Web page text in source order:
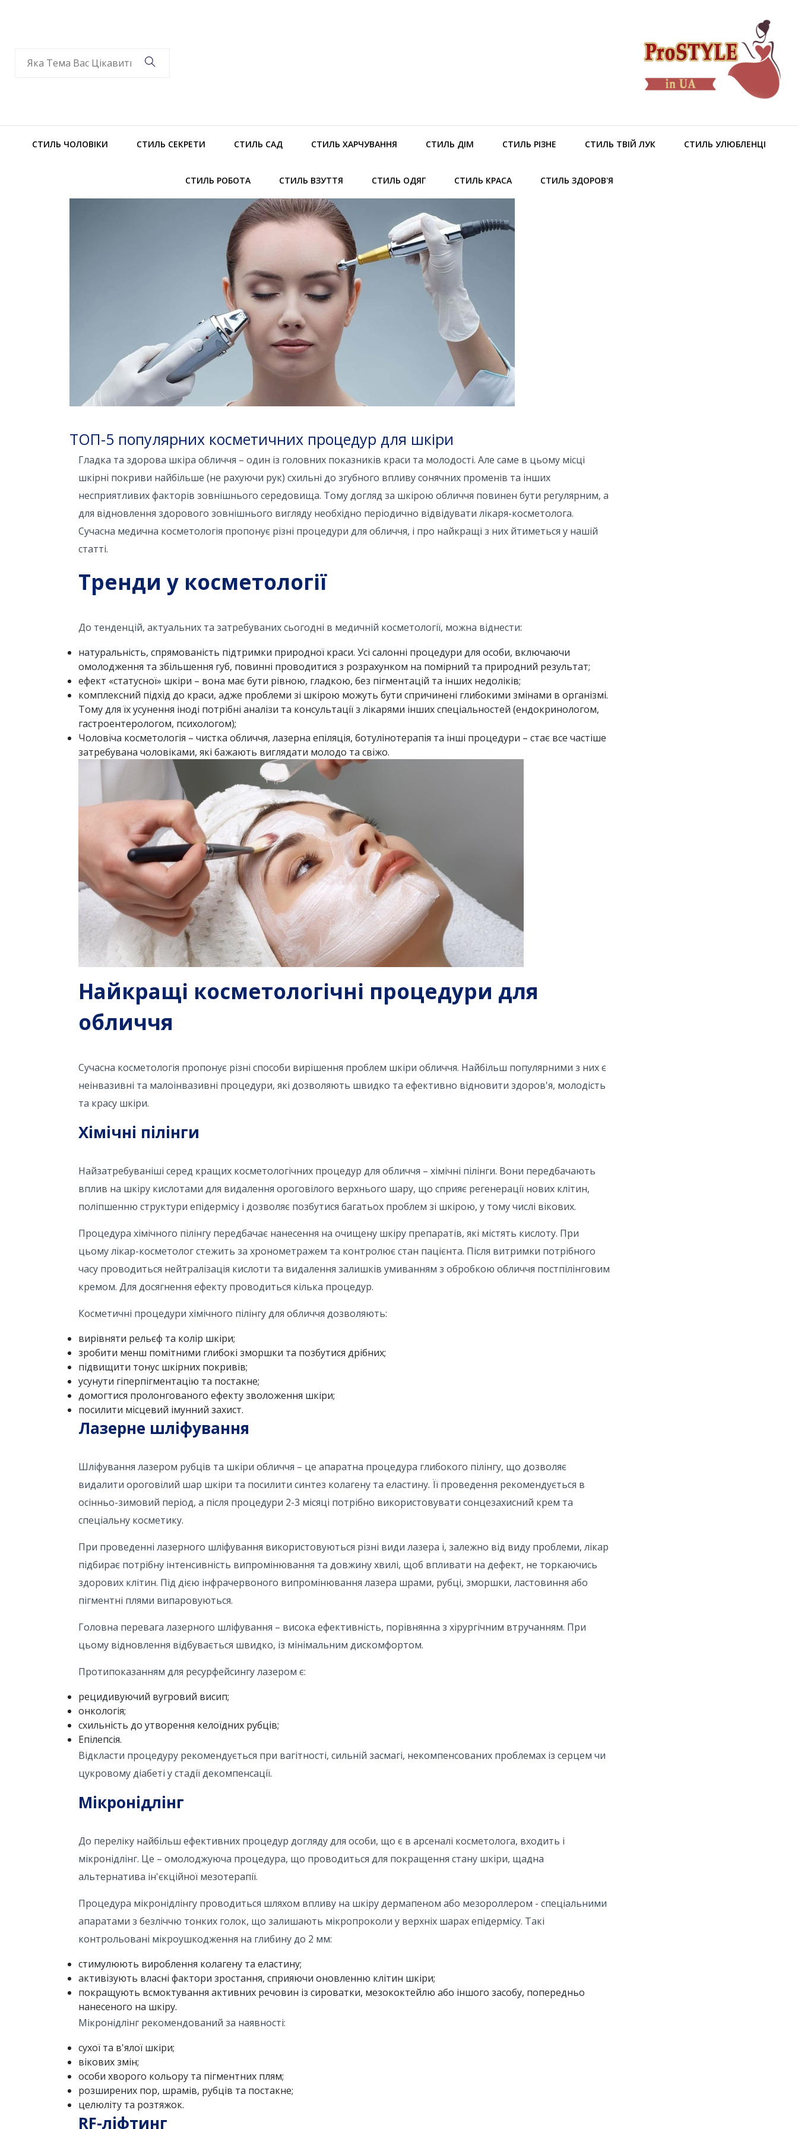
СТИЛЬ ЧОЛОВІКИ СТИЛЬ СЕКРЕТИ СТИЛЬ САД СТИЛЬ ХАРЧУВАННЯ СТИЛЬ ДІМ СТИЛЬ РІЗНЕ СТИЛЬ ТВІЙ ЛУК СТИЛЬ УЛЮБЛЕНЦІ
СТИЛЬ РОБОТА СТИЛЬ ВЗУТТЯ СТИЛЬ ОДЯГ СТИЛЬ КРАСА СТИЛЬ ЗДОРОВ'Я
ТОП-5 популярних косметичних процедур для шкіри
Гладка та здорова шкіра обличчя – один із головних показників краси та молодості. Але саме в цьому місці
шкірні покриви найбільше (не рахуючи рук) схильні до згубного впливу сонячних променів та інших
несприятливих факторів зовнішнього середовища. Тому догляд за шкірою обличчя повинен бути регулярним, а
для відновлення здорового зовнішнього вигляду необхідно періодично відвідувати лікаря-косметолога.
Сучасна медична косметологія пропонує різні процедури для обличчя, і про найкращі з них йтиметься у нашій
статті.
Тренди у косметології
До тенденцій, актуальних та затребуваних сьогодні в медичній косметології, можна віднести:
натуральність, спрямованість підтримки природної краси. Усі салонні процедури для особи, включаючи
омолодження та збільшення губ, повинні проводитися з розрахунком на помірний та природний результат;
ефект «статусної» шкіри – вона має бути рівною, гладкою, без пігментацій та інших недоліків;
комплексний підхід до краси, адже проблеми зі шкірою можуть бути спричинені глибокими змінами в організмі.
Тому для їх усунення іноді потрібні аналізи та консультації з лікарями інших спеціальностей (ендокринологом,
гастроентерологом, психологом);
Чоловіча косметологія – чистка обличчя, лазерна епіляція, ботулінотерапія та інші процедури – стає все частіше
затребувана чоловіками, які бажають виглядати молодо та свіжо.
Найкращі косметологічні процедури для
обличчя
Сучасна косметологія пропонує різні способи вирішення проблем шкіри обличчя. Найбільш популярними з них є
неінвазивні та малоінвазивні процедури, які дозволяють швидко та ефективно відновити здоров'я, молодість
та красу шкіри.
Хімічні пілінги
Найзатребуваніші серед кращих косметологічних процедур для обличчя – хімічні пілінги. Вони передбачають
вплив на шкіру кислотами для видалення ороговілого верхнього шару, що сприяє регенерації нових клітин,
поліпшенню структури епідермісу і дозволяє позбутися багатьох проблем зі шкірою, у тому числі вікових.
Процедура хімічного пілінгу передбачає нанесення на очищену шкіру препаратів, які містять кислоту. При
цьому лікар-косметолог стежить за хронометражем та контролює стан пацієнта. Після витримки потрібного
часу проводиться нейтралізація кислоти та видалення залишків умиванням з обробкою обличчя постпілінговим
кремом. Для досягнення ефекту проводиться кілька процедур.
Косметичні процедури хімічного пілінгу для обличчя дозволяють:
вирівняти рельєф та колір шкіри;
зробити менш помітними глибокі зморшки та позбутися дрібних;
підвищити тонус шкірних покривів;
усунути гіперпігментацію та постакне;
домогтися пролонгованого ефекту зволоження шкіри;
посилити місцевий імунний захист.
Лазерне шліфування
Шліфування лазером рубців та шкіри обличчя – це апаратна процедура глибокого пілінгу, що дозволяє
видалити ороговілий шар шкіри та посилити синтез колагену та еластину. Її проведення рекомендується в
осінньо-зимовий період, а після процедури 2-3 місяці потрібно використовувати сонцезахисний крем та
спеціальну косметику.
При проведенні лазерного шліфування використовуються різні види лазера і, залежно від виду проблеми, лікар
підбирає потрібну інтенсивність випромінювання та довжину хвилі, щоб впливати на дефект, не торкаючись
здорових клітин. Під дією інфрачервоного випромінювання лазера шрами, рубці, зморшки, ластовиння або
пігментні плями випаровуються.
Головна перевага лазерного шліфування – висока ефективність, порівнянна з хірургічним втручанням. При
цьому відновлення відбувається швидко, із мінімальним дискомфортом.
Протипоказанням для ресурфейсингу лазером є:
рецидивуючий вугровий висип;
онкологія;
схильність до утворення келоїдних рубців;
Епілепсія.
Відкласти процедуру рекомендується при вагітності, сильній засмагі, некомпенсованих проблемах із серцем чи
цукровому діабеті у стадії декомпенсації.
Мікронідлінг
До переліку найбільш ефективних процедур догляду для особи, що є в арсеналі косметолога, входить і
мікронідлінг. Це – омолоджуюча процедура, що проводиться для покращення стану шкіри, щадна
альтернатива ін'єкційної мезотерапії.
Процедура мікронідлінгу проводиться шляхом впливу на шкіру дермапеном або мезороллером - спеціальними
апаратами з безліччю тонких голок, що залишають мікропроколи у верхніх шарах епідермісу. Такі
контрольовані мікроушкодження на глибину до 2 мм:
стимулюють вироблення колагену та еластину;
активізують власні фактори зростання, сприяючи оновленню клітин шкіри;
покращують всмоктування активних речовин із сироватки, мезококтейлю або іншого засобу, попередньо
нанесеного на шкіру.
Мікронідлінг рекомендований за наявності:
сухої та в'ялої шкіри;
вікових змін;
особи хворого кольору та пігментних плям;
розширених пор, шрамів, рубців та постакне;
целюліту та розтяжок.
RF-ліфтинг